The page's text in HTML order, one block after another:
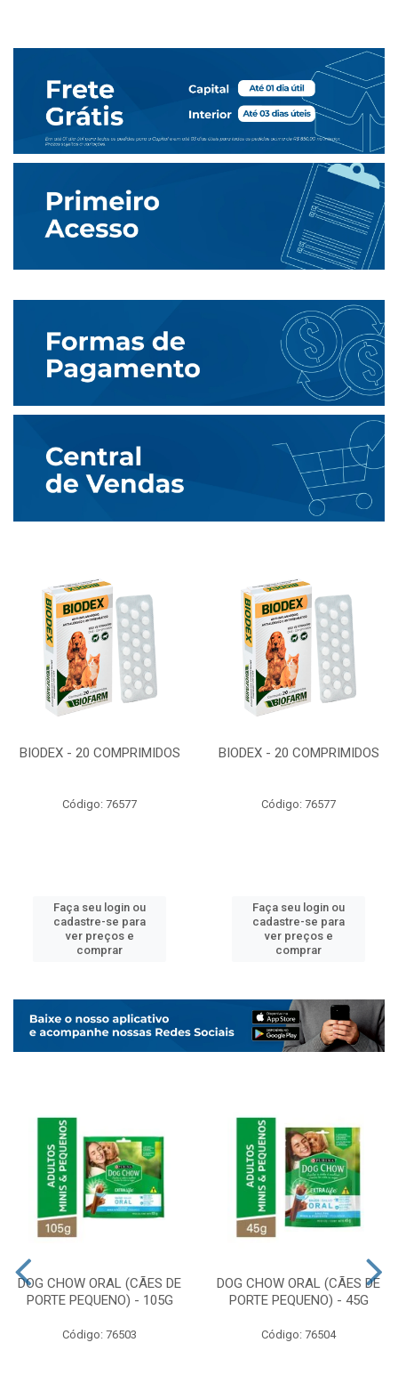
BIODEX - 20 COMPRIMIDOS
Código: 76577
Faça seu login ou
cadastre-se para
ver preços e
comprar
BIODEX - 20 COMPRIMIDOS
Código: 76577
Faça seu login ou
cadastre-se para
ver preços e
comprar
DOG CHOW ORAL (CÃES DE
PORTE PEQUENO) - 105G
Código: 76503
DOG CHOW ORAL (CÃES DE
PORTE PEQUENO) - 45G
Código: 76504